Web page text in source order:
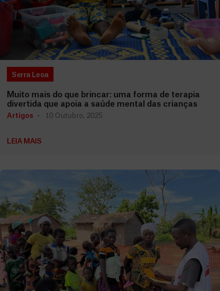
Serra Leoa
Muito mais do que brincar: uma forma de terapia
divertida que apoia a saúde mental das crianças
Artigos 10 Outubro, 2025
LEIA MAIS